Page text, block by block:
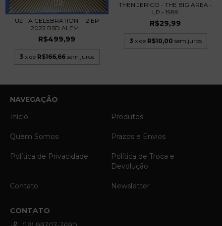
U2 - A CELEBRATION - 12 EP
2022 RSD ALEM...
R$499,99
3 x de R$166,66 sem juros
THEN JERICO - THE BIG AREA -
LP - 1989
R$29,99
3 x de R$10,00 sem juros
NAVEGAÇÃO
Início
Produtos
Quem Somos Prazos e Envios
Política de Privacidade
Política de Troca e
Devolução
Contato Newsletter
CONTATO